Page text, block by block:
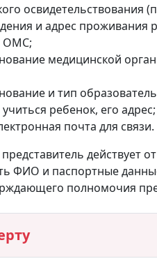
освидетельствования
и адрес проживания
ОМС;
медицинской
и тип
ребенок, его адрес;
почта для связи.
действует
ФИО и паспортные
полномочия